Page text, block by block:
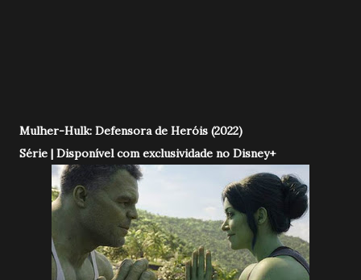
Mulher-Hulk: Defensora de Heróis (2022)
Série | Disponível com exclusividade no Disney+